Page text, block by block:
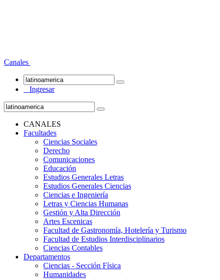
Canales
Ingresar
CANALES
Facultades
Ciencias Sociales
Derecho
Comunicaciones
Educación
Estudios Generales Letras
Estudios Generales Ciencias
Ciencias e Ingeniería
Letras y Ciencias Humanas
Gestión y Alta Dirección
Artes Escenicas
Facultad de Gastronomía, Hotelería y Turismo
Facultad de Estudios Interdisciplinarios
Ciencias Contables
Departamentos
Ciencias - Sección Física
Humanidades